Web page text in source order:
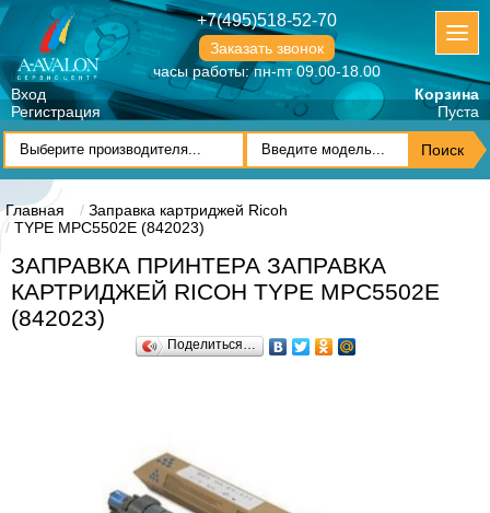
+7(495)518-52-70
Заказать звонок
часы работы: пн-пт 09.00-18.00
Вход
Регистрация
Корзина
Пуста
Главная
Заправка картриджей Ricoh
TYPE MPC5502E (842023)
ЗАПРАВКА ПРИНТЕРА ЗАПРАВКА
КАРТРИДЖЕЙ RICOH TYPE MPC5502E
(842023)
Поделиться…